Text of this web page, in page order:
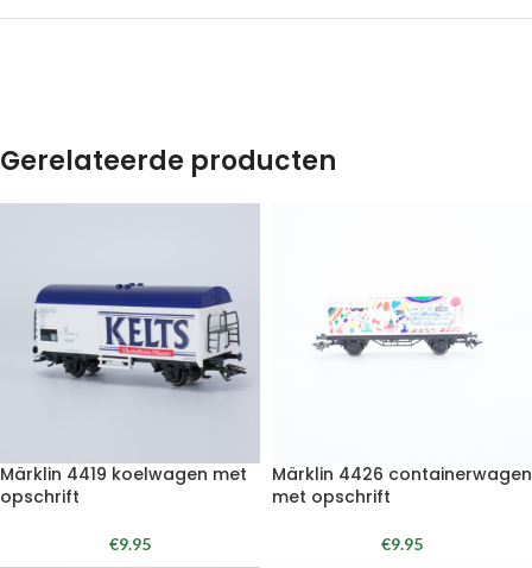
Gerelateerde producten
Märklin 4419 koelwagen met
opschrift
€9.95
Märklin 4426 containerwagen
met opschrift
€9.95